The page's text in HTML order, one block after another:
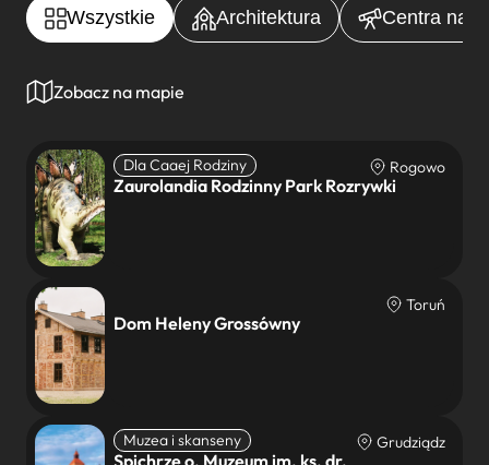
Wszystkie Architektura Centra
Zobacz na mapie
Dla Caaej Rodziny Rogowo
Zaurolandia Rodzinny Park Rozrywki
Toruń
Dom Heleny Grossówny
Muzea i skanseny Grudziądz
Spichrze o. Muzeum im. ks. dr.